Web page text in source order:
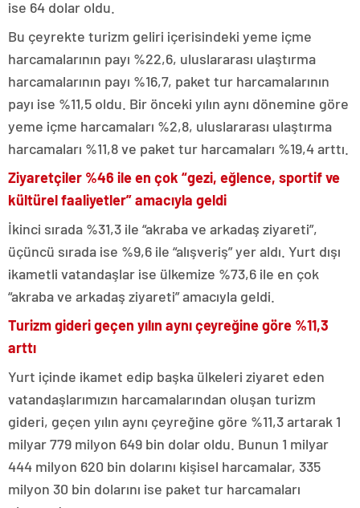
ise 64 dolar oldu.
Bu çeyrekte turizm geliri içerisindeki yeme içme
harcamalarının payı %22,6, uluslararası ulaştırma
harcamalarının payı %16,7, paket tur harcamalarının
payı ise %11,5 oldu. Bir önceki yılın aynı dönemine göre
yeme içme harcamaları %2,8, uluslararası ulaştırma
harcamaları %11,8 ve paket tur harcamaları %19,4 arttı.
Ziyaretçiler %46 ile en çok “gezi, eğlence, sportif ve
kültürel faaliyetler” amacıyla geldi
İkinci sırada %31,3 ile “akraba ve arkadaş ziyareti”,
üçüncü sırada ise %9,6 ile “alışveriş” yer aldı. Yurt dışı
ikametli vatandaşlar ise ülkemize %73,6 ile en çok
“akraba ve arkadaş ziyareti” amacıyla geldi.
Turizm gideri geçen yılın aynı çeyreğine göre %11,3
arttı
Yurt içinde ikamet edip başka ülkeleri ziyaret eden
vatandaşlarımızın harcamalarından oluşan turizm
gideri, geçen yılın aynı çeyreğine göre %11,3 artarak 1
milyar 779 milyon 649 bin dolar oldu. Bunun 1 milyar
444 milyon 620 bin dolarını kişisel harcamalar, 335
milyon 30 bin dolarını ise paket tur harcamaları